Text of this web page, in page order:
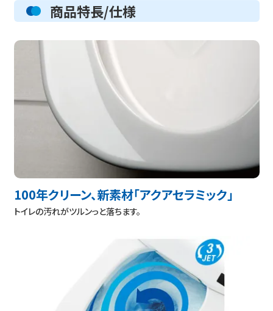
商品特長/仕様
100年クリーン、新素材「アクアセラミック」
トイレの汚れがツルンっと落ちます。